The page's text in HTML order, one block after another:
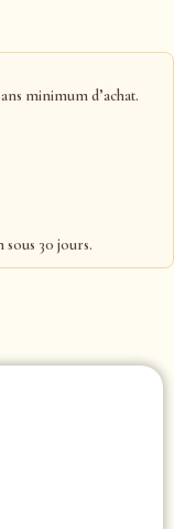
minimum d’achat.
30 jours.